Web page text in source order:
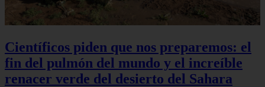
Científicos piden que nos preparemos: el
fin del pulmón del mundo y el increíble
renacer verde del desierto del Sahara